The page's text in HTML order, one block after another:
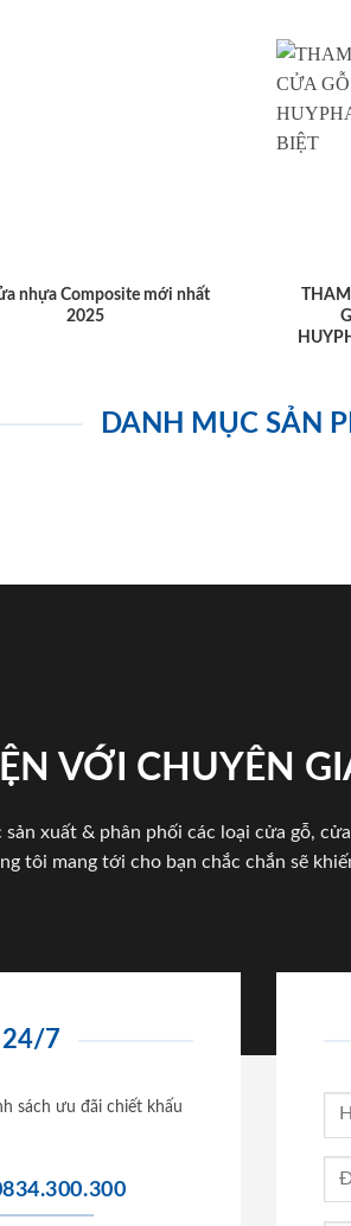
nhựa Composite mới nhất
2025
DANH MỤC SẢN
VỚI CHUYÊN
xuất & phân phối các loại cửa gỗ,
tôi mang tới cho bạn chắc chắn sẽ
24/7
sách ưu đãi chiết khấu